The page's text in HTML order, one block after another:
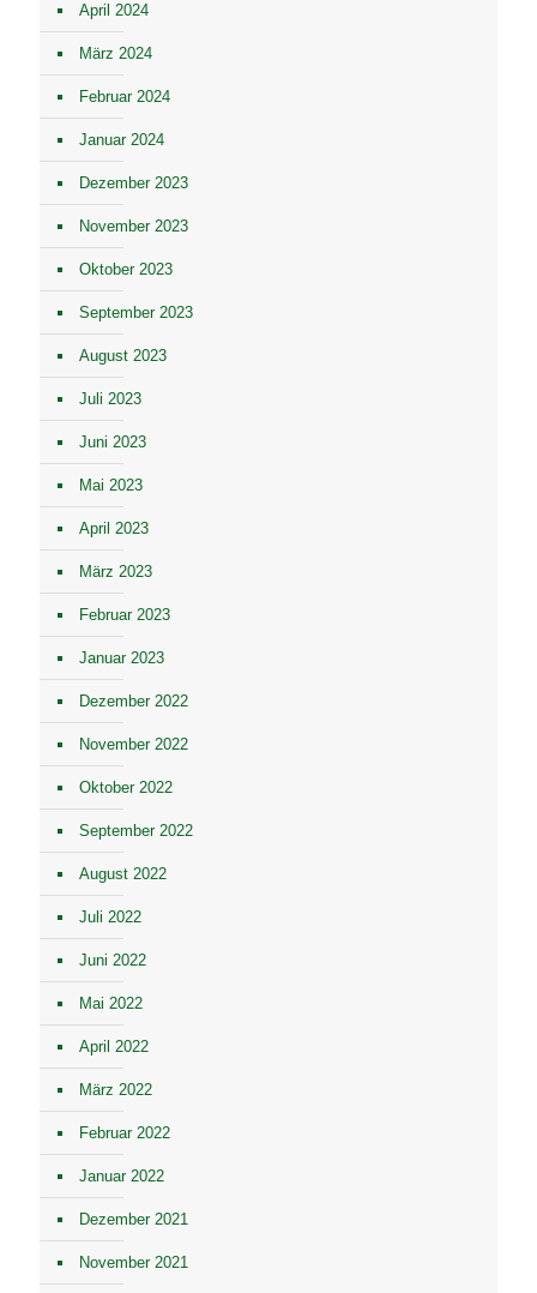
April 2024
März 2024
Februar 2024
Januar 2024
Dezember 2023
November 2023
Oktober 2023
September 2023
August 2023
Juli 2023
Juni 2023
Mai 2023
April 2023
März 2023
Februar 2023
Januar 2023
Dezember 2022
November 2022
Oktober 2022
September 2022
August 2022
Juli 2022
Juni 2022
Mai 2022
April 2022
März 2022
Februar 2022
Januar 2022
Dezember 2021
November 2021